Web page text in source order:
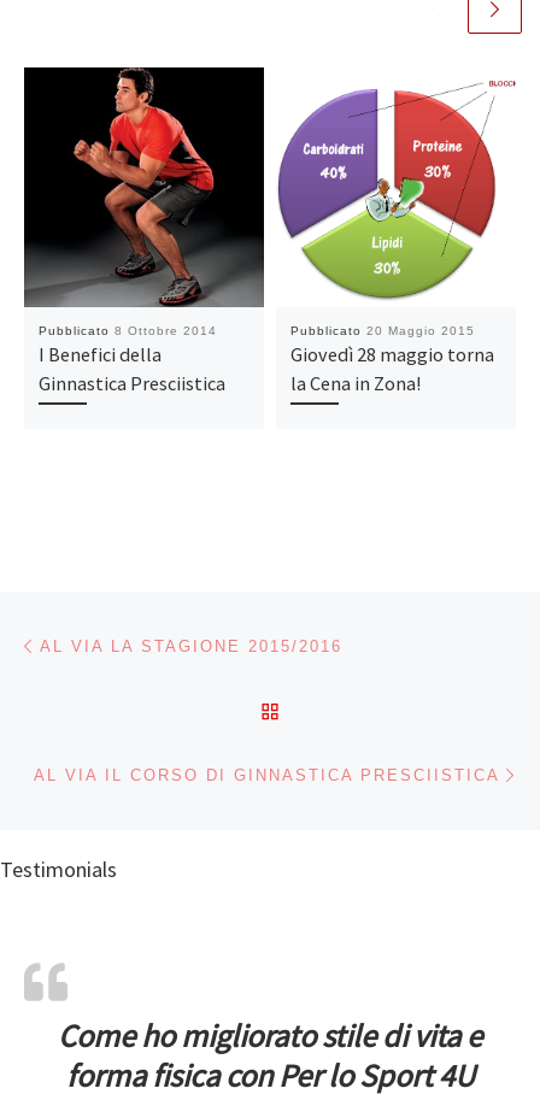
Pubblicato 8 Ottobre 2014
I Benefici della
Ginnastica Presciistica
Pubblicato 20 Maggio 2015
Giovedì 28 maggio torna
la Cena in Zona!
Navigazione articoli
AL VIA LA STAGIONE 2015/2016
AL VIA IL CORSO DI GINNASTICA PRESCIISTICA
Testimonials
Come ho migliorato stile di vita e
forma fisica con Per lo Sport 4U